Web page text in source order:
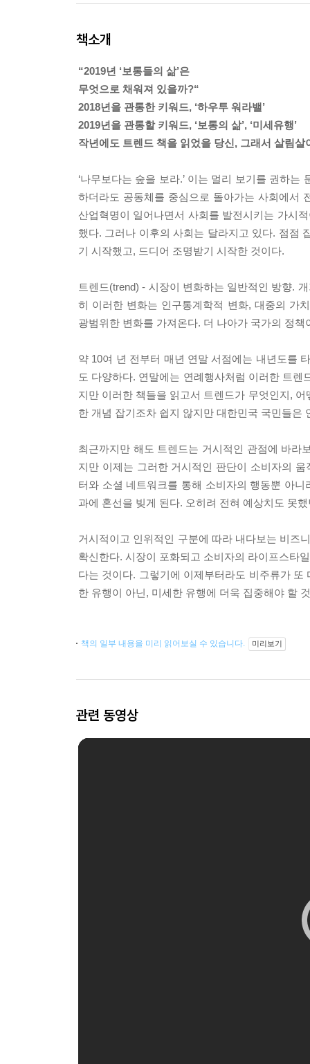
책소개
“2019년 ‘보통들의 삶’은
무엇으로 채워져 있을까?“
2018년을 관통한 키워드, ‘하우투 워라밸’
2019년을 관통할 키워드, ‘보통의 삶’, ‘미세유행’
작년에도 트렌드 책을 읽었을 당신, 그래서 살림살
‘나무보다는 숲을 보라.’ 이는 멀리 보기를 권하
하더라도 공동체를 중심으로 돌아가는 사회에서
산업혁명이 일어나면서 사회를 발전시키는 가시
했다. 그러나 이후의 사회는 달라지고 있다. 점점
기 시작했고, 드디어 조명받기 시작한 것이다.
트렌드(trend) - 시장이 변화하는 일반적인 방향.
히 이러한 변화는 인구통계학적 변화, 대중의 가
광범위한 변화를 가져온다. 더 나아가 국가의 정
약 10여 년 전부터 매년 연말 서점에는 내년도를
도 다양하다. 연말에는 연례행사처럼 이러한 트
지만 이러한 책들을 읽고서 트렌드가 무엇인지,
한 개념 잡기조차 쉽지 않지만 대한민국 국민들은
최근까지만 해도 트렌드는 거시적인 관점에 바라
지만 이제는 그러한 거시적인 판단이 소비자의
터와 소셜 네트워크를 통해 소비자의 행동뿐 아
과에 혼선을 빚게 된다. 오히려 전혀 예상치도 못
거시적이고 인위적인 구분에 따라 내다보는 비즈
확신한다. 시장이 포화되고 소비자의 라이프스타
다는 것이다. 그렇기에 이제부터라도 비주류가
한 유행이 아닌, 미세한 유행에 더욱 집중해야 할
책의 일부 내용을 미리 읽어보실 수 있습니다. 미리보기
관련 동영상